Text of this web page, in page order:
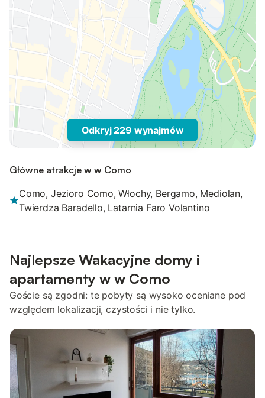
Odkryj 229 wynajmów
Główne atrakcje w w Como
Como, Jezioro Como, Włochy, Bergamo, Mediolan,
Twierdza Baradello, Latarnia Faro Volantino
Najlepsze Wakacyjne domy i
apartamenty w w Como
Goście są zgodni: te pobyty są wysoko oceniane pod
względem lokalizacji, czystości i nie tylko.